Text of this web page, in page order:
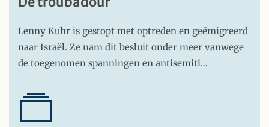
Lenny Kuhr is gestopt met optreden en geëmigreerd
naar Israël. Ze nam dit besluit onder meer vanwege
de toegenomen spanningen en antisemiti…